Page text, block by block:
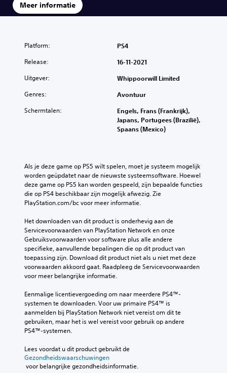
Meer informatie
Platform: PS4
Release: 16-11-2021
Uitgever: Whippoorwill Limited
Genres: Avontuur
Schermtalen:
Engels, Frans (Frankrijk),
Japans, Portugees (Brazilië),
Spaans (Mexico)
Als je deze game op PS5 wilt spelen, moet je systeem mogelijk
worden geüpdatet naar de nieuwste systeemsoftware. Hoewel
deze game op PS5 kan worden gespeeld, zijn bepaalde functies
die op PS4 beschikbaar zijn mogelijk afwezig. Zie
PlayStation.com/bc voor meer informatie.
Het downloaden van dit product is onderhevig aan de
Servicevoorwaarden van PlayStation Network en onze
Gebruiksvoorwaarden voor software plus alle andere
specifieke, aanvullende bepalingen die op dit product van
toepassing zijn. Download dit product niet als u niet met deze
voorwaarden akkoord gaat. Raadpleeg de Servicevoorwaarden
voor meer belangrijke informatie.
Eenmalige licentievergoeding om naar meerdere PS4™-
systemen te downloaden. Voor uw primaire PS4™ is
aanmelden bij PlayStation Network niet vereist om dit te
gebruiken, maar het is wel vereist voor gebruik op andere
PS4™-systemen.
Lees voordat u dit product gebruikt de
Gezondheidswaarschuwingen
voor belangrijke gezondheidsinformatie.